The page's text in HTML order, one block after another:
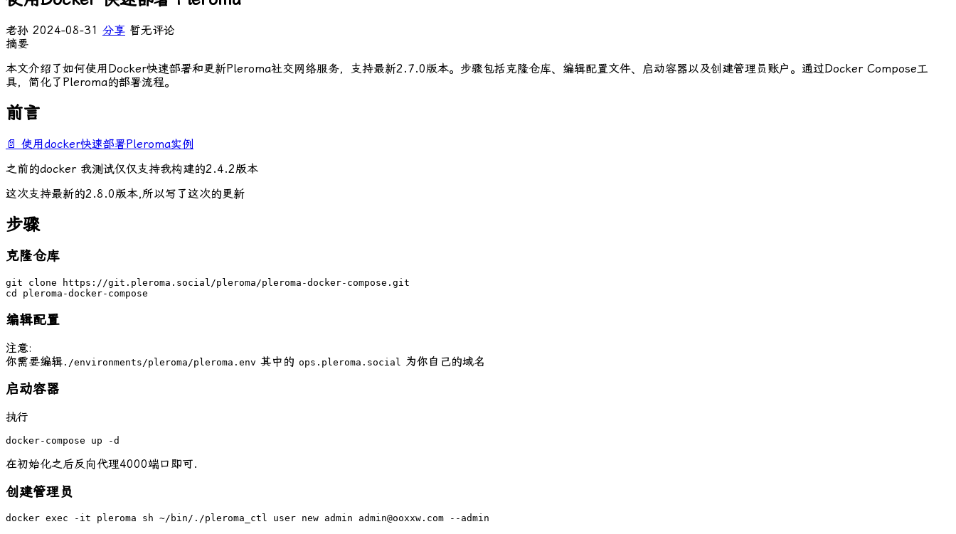
老孙 2024-08-31 分享 暂无评论
摘要
本文介绍了如何使用Docker快速部署和更新Pleroma社交网络服务，支持最新2.7.0版本。步骤包括克隆仓库、编辑配置文件、启动容器以及创建管理员账户。通过Docker Compose工
具，简化了Pleroma的部署流程。
前言
📄 使用docker快速部署Pleroma实例
之前的docker 我测试仅仅支持我构建的2.4.2版本
这次支持最新的2.8.0版本,所以写了这次的更新
步骤
克隆仓库
git clone https://git.pleroma.social/pleroma/pleroma-docker-compose.git
编辑配置
注意:
你需要编辑 ./environments/pleroma/pleroma.env 其中的 ops.pleroma.social 为你自己的域名
启动容器
执行
docker-compose up -d
在初始化之后反向代理4000端口即可.
创建管理员
docker exec -it pleroma sh ~/bin/./pleroma_ctl user new admin admin@ooxxw.com --admin